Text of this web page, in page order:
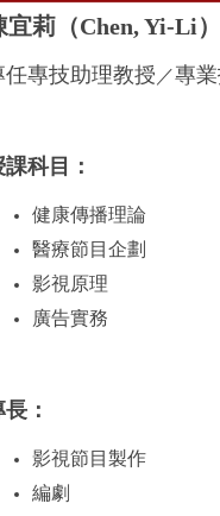
宜莉（Chen, Yi-Li）
任專技助理教授 ／專
課科目：
健康傳播理論
醫療節目企劃
影視原理
廣告實務
：
影視節目製作
編劇